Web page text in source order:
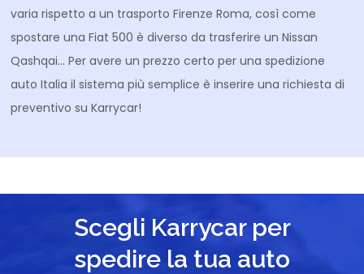
varia rispetto a un trasporto Firenze Roma, così come
spostare una Fiat 500 è diverso da trasferire un Nissan
Qashqai… Per avere un prezzo certo per una spedizione
auto Italia il sistema più semplice è inserire una richiesta di
preventivo su Karrycar!
Scegli Karrycar per
spedire la tua auto